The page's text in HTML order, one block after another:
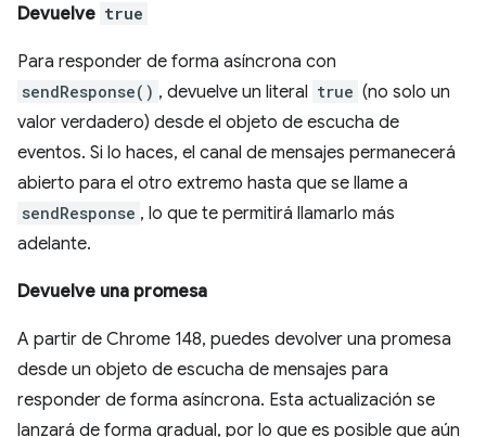
Devuelve true
Para responder de forma asíncrona con
sendResponse() , devuelve un literal true (no solo un
valor verdadero) desde el objeto de escucha de
eventos. Si lo haces, el canal de mensajes permanecerá
abierto para el otro extremo hasta que se llame a
sendResponse , lo que te permitirá llamarlo más
adelante.
Devuelve una promesa
A partir de Chrome 148, puedes devolver una promesa
desde un objeto de escucha de mensajes para
responder de forma asíncrona. Esta actualización se
lanzará de forma gradual, por lo que es posible que aún